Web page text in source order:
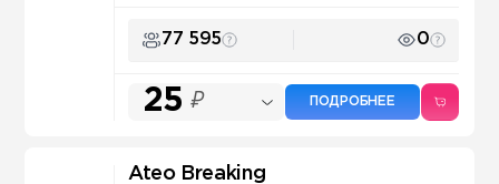
77 595 0
25 ₽ ПОДРОБНЕЕ
Ateo Breaking